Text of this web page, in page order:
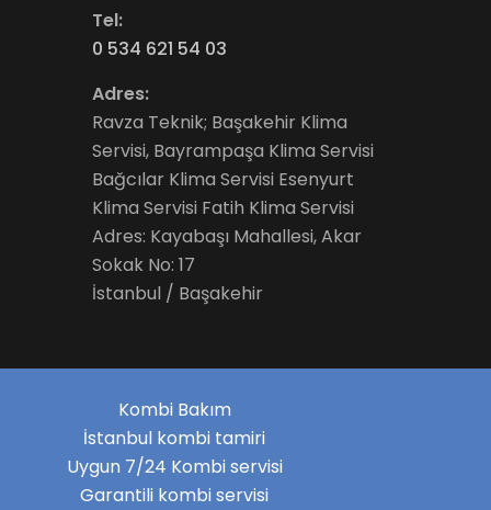
Tel:
0 534 621 54 03
Adres:
Ravza Teknik; Başakehir Klima
Servisi, Bayrampaşa Klima Servisi
Bağcılar Klima Servisi Esenyurt
Klima Servisi Fatih Klima Servisi
Adres: Kayabaşı Mahallesi, Akar
Sokak No: 17
İstanbul / Başakehir
Kombi Bakım
İstanbul kombi tamiri
Uygun 7/24 Kombi servisi
Garantili kombi servisi